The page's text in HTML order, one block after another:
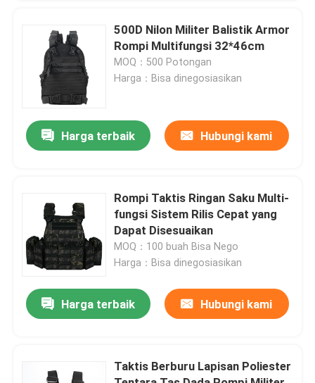
Tentang kami
Tur Pabrik
Kontrol kualitas
Permintaan Penawaran
Seragam Tempur Militer
Armor Balistik Militer
500D Nilon Militer Balistik Armor
Rompi Multifungsi 32*46cm
MOQ：500 Potongan
Harga：Bisa dinegosiasikan
Harga terbaik Hubungi kami
Rompi Taktis Ringan Saku Multi-
fungsi Sistem Rilis Cepat yang
Dapat Disesuaikan
MOQ：100 buah Bisa Nego
Harga：Bisa dinegosiasikan
Harga terbaik Hubungi kami
Taktis Berburu Lapisan Poliester